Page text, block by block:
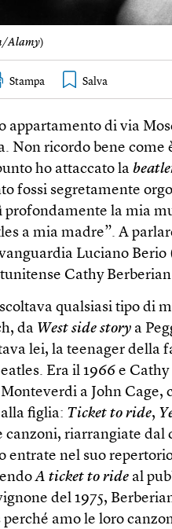
Alamy)
Stampa
appartamento di via
Non ricordo bene come
ho attaccato la
fossi segretamente
profondamente la mia
a mia madre”. A
Luciano Berio
Cathy Berberian
qualsiasi tipo di
da West side story a
lei, la teenager della
Era il 1966 e
a John
figlia: Ticket to ride,
canzoni, riarrangiate dal
entrate nel suo
A ticket to ride al
del 1975,
amo le loro